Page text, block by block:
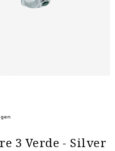
3 Verde - Silver